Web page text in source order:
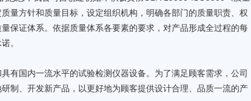
量方针和质量目标，设定组织机构，明确各部门的质量职责、权
保证体系。依据质量体系各要素的要求，对产品形成全过程的每
。
国内一流水平的试验检测仪器设备。为了满足顾客需求，公司
制、开发新产品，以更好地为顾客提供设计合理、品质一流的产